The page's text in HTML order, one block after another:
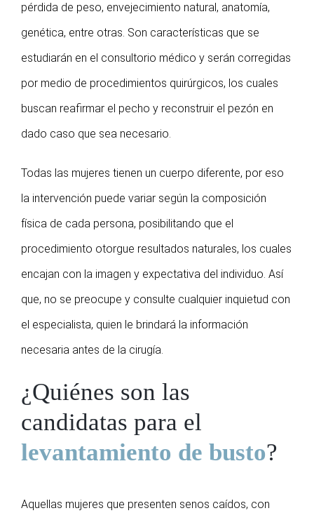
pérdida de peso, envejecimiento natural, anatomía,
genética, entre otras. Son características que se
estudiarán en el consultorio médico y serán corregidas
por medio de procedimientos quirúrgicos, los cuales
buscan reafirmar el pecho y reconstruir el pezón en
dado caso que sea necesario.
Todas las mujeres tienen un cuerpo diferente, por eso
la intervención puede variar según la composición
física de cada persona, posibilitando que el
procedimiento otorgue resultados naturales, los cuales
encajan con la imagen y expectativa del individuo. Así
que, no se preocupe y consulte cualquier inquietud con
el especialista, quien le brindará la información
necesaria antes de la cirugía.
¿Quiénes son las
candidatas para el
levantamiento de busto?
Aquellas mujeres que presenten senos caídos, con